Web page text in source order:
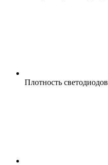
Плотность светодиодов